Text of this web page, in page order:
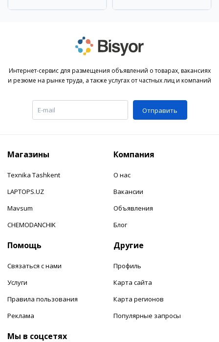
Интернет-сервис для размещения объявлений о товарах, вакансиях
и резюме на рынке труда, а также услугах от частных лиц и компаний
Отправить
Магазины
Texnika Tashkent
LAPTOPS.UZ
Mavsum
CHEMODANCHIK
Компания
О нас
Вакансии
Объявления
Блог
Помощь
Связаться с нами
Услуги
Правила пользования
Реклама
Другие
Профиль
Карта сайта
Карта регионов
Популярные запросы
Мы в соцсетях